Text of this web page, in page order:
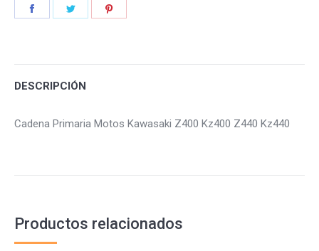
DESCRIPCIÓN
Cadena Primaria Motos Kawasaki Z400 Kz400 Z440 Kz440
Productos relacionados